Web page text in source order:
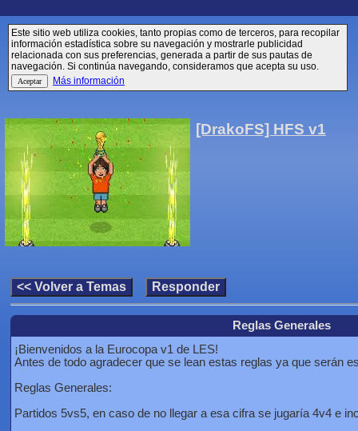
Este sitio web utiliza cookies, tanto propias como de terceros, para recopilar
información estadística sobre su navegación y mostrarle publicidad
relacionada con sus preferencias, generada a partir de sus pautas de
navegación. Si continúa navegando, consideramos que acepta su uso.
Más información
[DrakoFS] HFS v1
Reglas Generales
¡Bienvenidos a la Eurocopa v1 de LES!
Antes de todo agradecer que se lean estas reglas ya que serán
Reglas Generales:
Partidos 5vs5, en caso de no llegar a esa cifra se jugaría 4v4 e